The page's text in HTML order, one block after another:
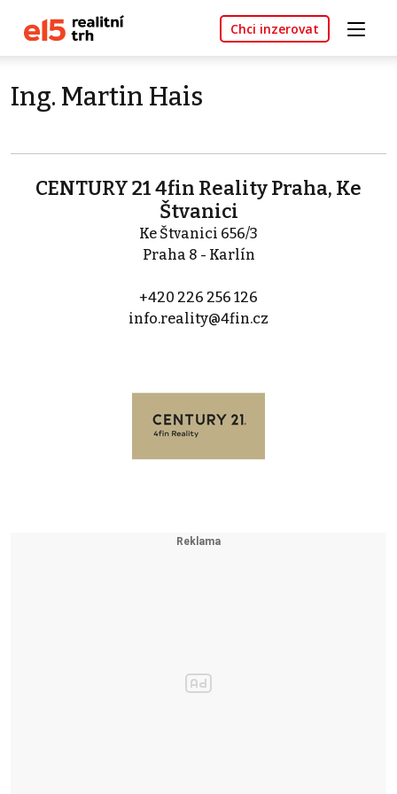
Chci inzerovat
Ing. Martin Hais
CENTURY 21 4fin Reality Praha, Ke
Štvanici
Ke Štvanici 656/3
Praha 8 - Karlín
+420 226 256 126
info.reality@4fin.cz